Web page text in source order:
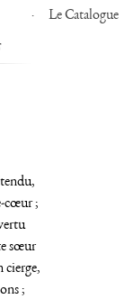
Le Catalogue
cœur ;
sœur
cierge,
;